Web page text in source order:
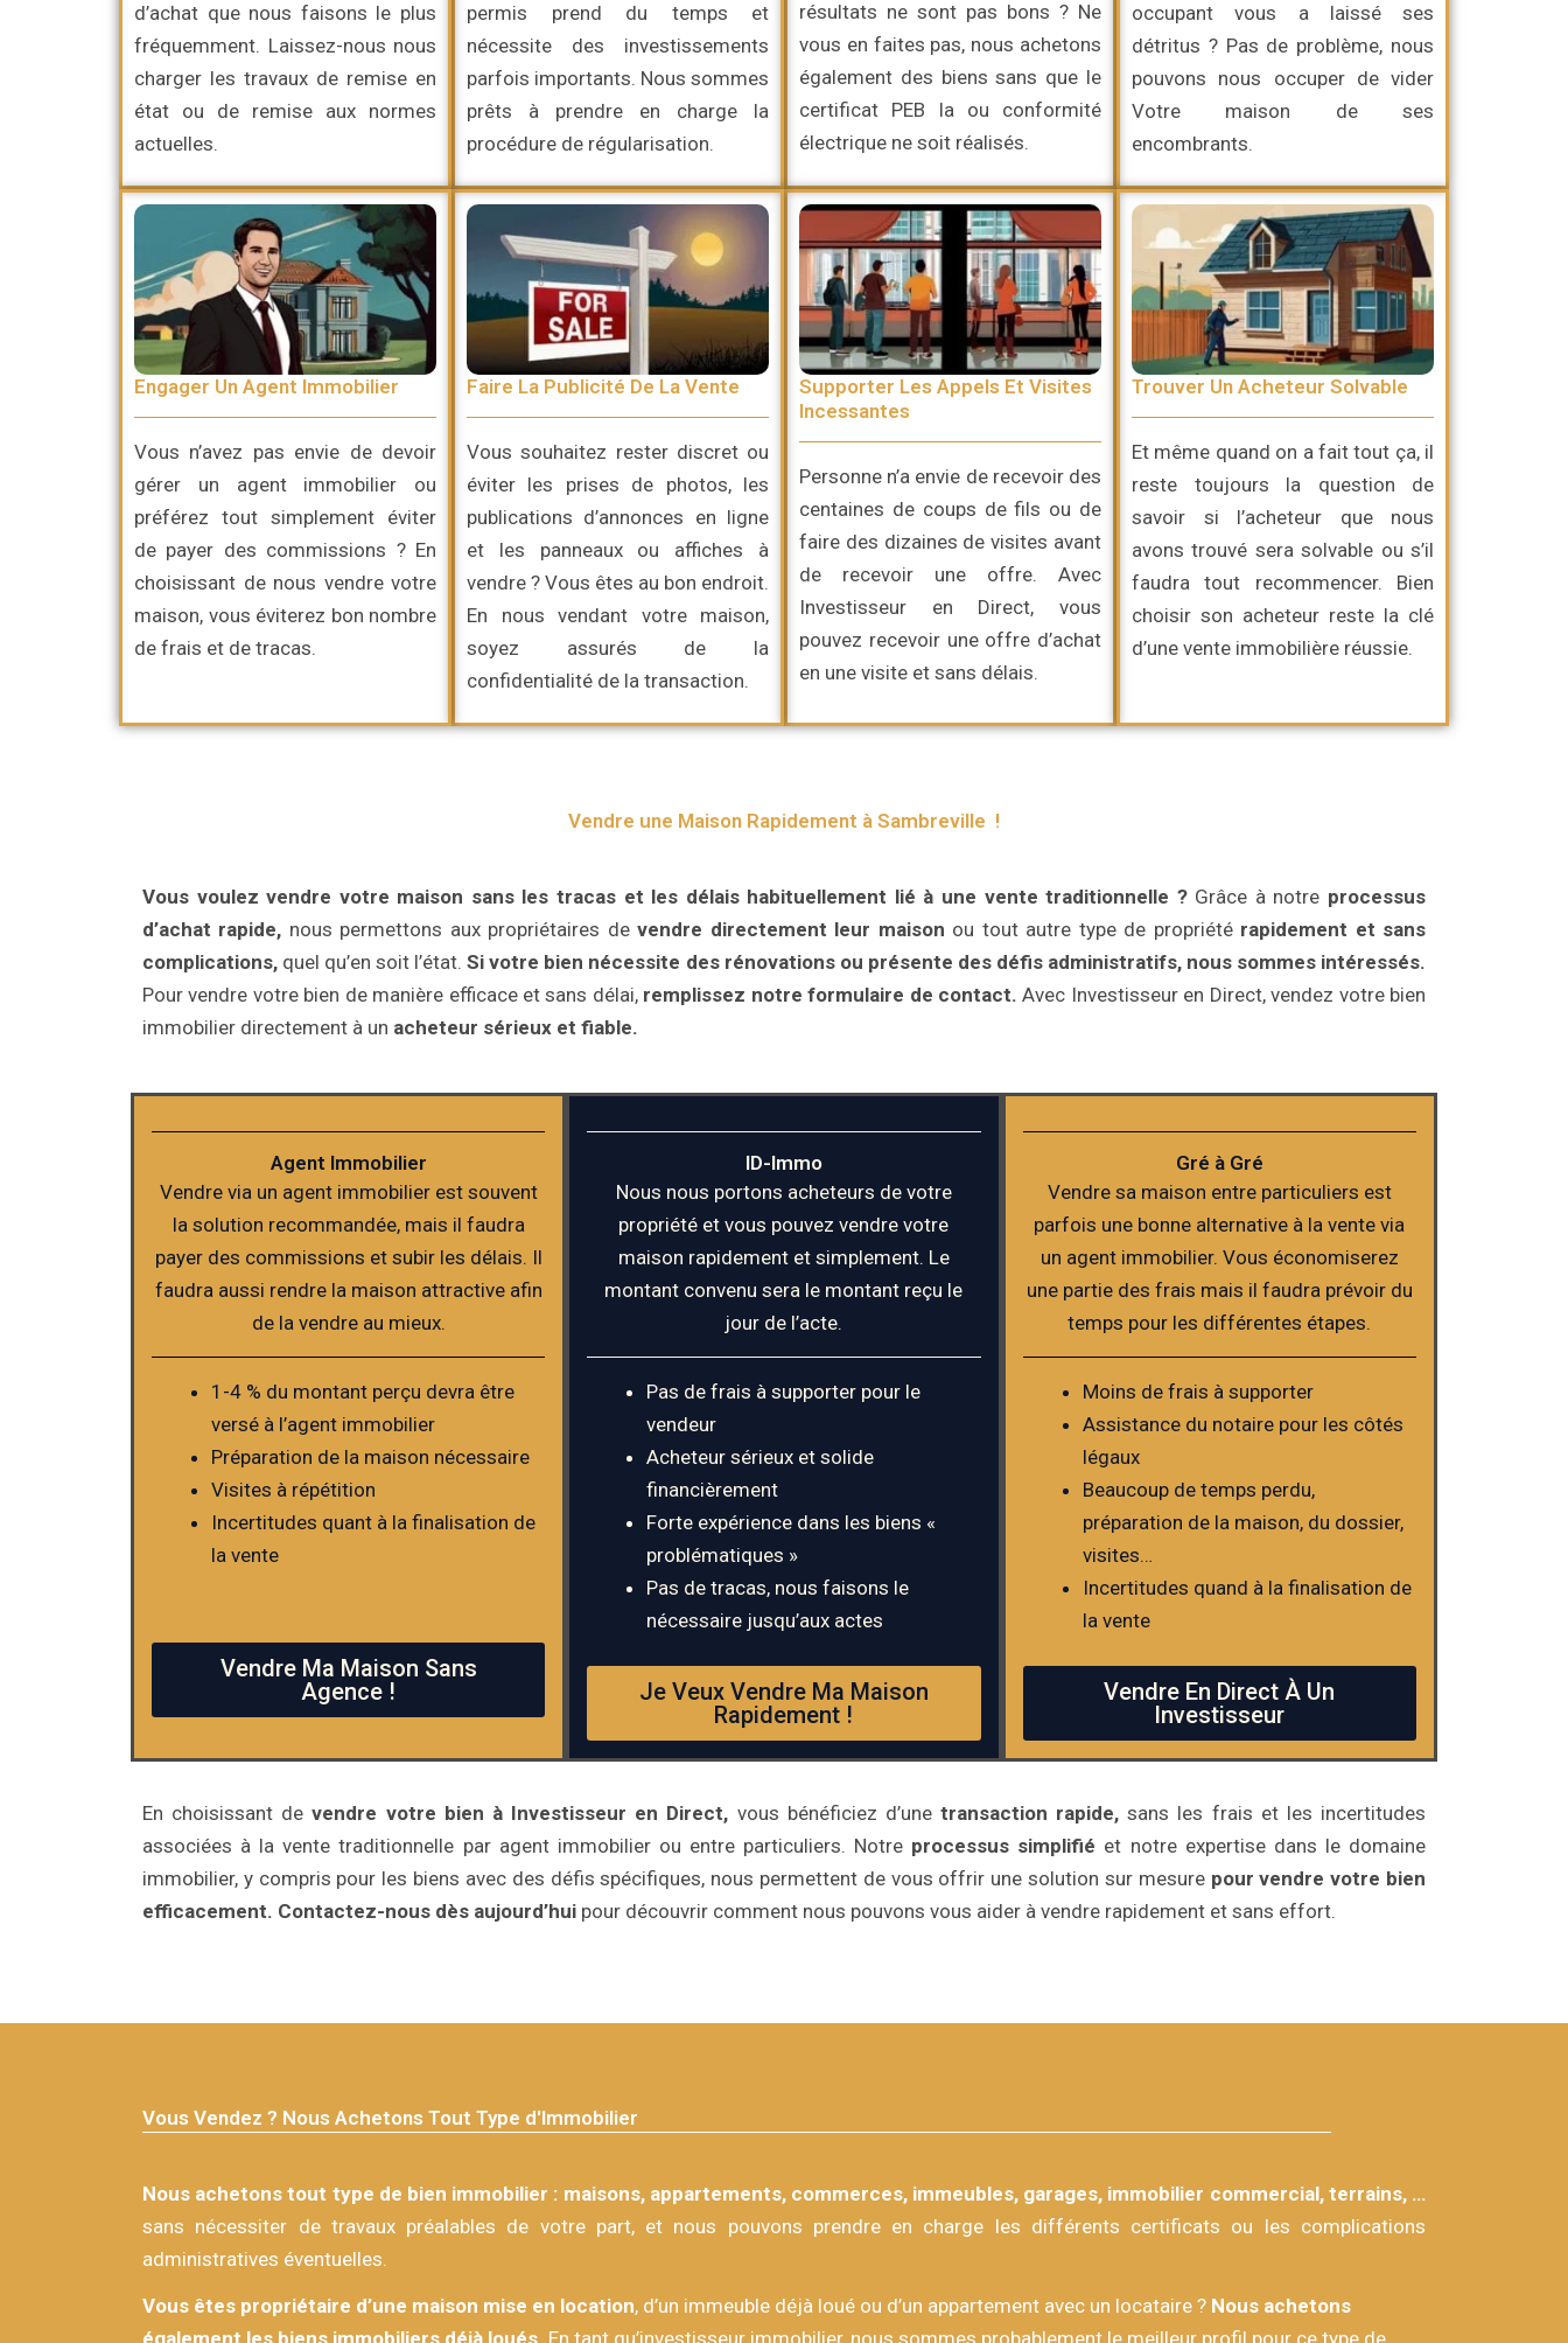
résultats ne sont pas bons ? Ne
vous en faites pas, nous achetons
également des biens sans que le
certificat PEB la ou conformité
électrique ne soit réalisés.
occupant vous a laissé ses
détritus ? Pas de problème, nous
pouvons nous occuper de vider
Votre maison de ses
encombrants.
permis prend du temps et
nécessite des investissements
parfois importants. Nous sommes
prêts à prendre en charge la
procédure de régularisation.
d’achat que nous faisons le plus
fréquemment. Laissez-nous nous
charger les travaux de remise en
état ou de remise aux normes
actuelles.
Supporter Les Appels Et Visites
Incessantes
Personne n’a envie de recevoir des
centaines de coups de fils ou de
faire des dizaines de visites avant
de recevoir une offre. Avec
Investisseur en Direct, vous
pouvez recevoir une offre d’achat
en une visite et sans délais.
Trouver Un Acheteur Solvable
Et même quand on a fait tout ça, il
reste toujours la question de
savoir si l’acheteur que nous
avons trouvé sera solvable ou s’il
faudra tout recommencer. Bien
choisir son acheteur reste la clé
d’une vente immobilière réussie.
Faire La Publicité De La Vente
Vous souhaitez rester discret ou
éviter les prises de photos, les
publications d’annonces en ligne
et les panneaux ou affiches à
vendre ? Vous êtes au bon endroit.
En nous vendant votre maison,
soyez assurés de la
confidentialité de la transaction.
Engager Un Agent Immobilier
Vous n’avez pas envie de devoir
gérer un agent immobilier ou
préférez tout simplement éviter
de payer des commissions ? En
choisissant de nous vendre votre
maison, vous éviterez bon nombre
de frais et de tracas.
Vendre une Maison Rapidement à Sambreville !
Vous voulez vendre votre maison sans les tracas et les délais habituellement lié à une vente traditionnelle ?Grâce à notre processus
d’achat rapide, nous permettons aux propriétaires devendre directement leur maison ou tout autre type de propriété rapidement et sans
complications, quel qu’en soit l’état.Si votre bien nécessite des rénovations ou présente des défis administratifs, nous sommes intéressés.
Pour vendre votre bien de manière efficace et sans délai, remplissez notre formulaire de contact. Avec Investisseur en Direct, vendez votre bien
immobilier directement à un acheteur sérieux et fiable.
Agent Immobilier
Vendre via un agent immobilier est souvent
la solution recommandée, mais il faudra
payer des commissions et subir les délais. Il
faudra aussi rendre la maison attractive afin
de la vendre au mieux.
1-4 % du montant perçu devra être
versé à l’agent immobilier
Préparation de la maison nécessaire
Visites à répétition
Incertitudes quant à la finalisation de
la vente
Vendre Ma Maison Sans
Agence !
ID-Immo
Nous nous portons acheteurs de votre
propriété et vous pouvez vendre votre
maison rapidement et simplement. Le
montant convenu sera le montant reçu le
jour de l’acte.
Pas de frais à supporter pour le
vendeur
Acheteur sérieux et solide
financièrement
Forte expérience dans les biens «
problématiques »
Pas de tracas, nous faisons le
nécessaire jusqu’aux actes
Je Veux Vendre Ma Maison
Rapidement !
Gré à Gré
Vendre sa maison entre particuliers est
parfois une bonne alternative à la vente via
un agent immobilier. Vous économiserez
une partie des frais mais il faudra prévoir du
temps pour les différentes étapes.
Moins de frais à supporter
Assistance du notaire pour les côtés
légaux
Beaucoup de temps perdu,
préparation de la maison, du dossier,
visites…
Incertitudes quand à la finalisation de
la vente
Vendre En Direct À Un
Investisseur
En choisissant devendre votre bien à Investisseur en Direct, vous bénéficiez d’une transaction rapide, sans les frais et les incertitudes
associées à la vente traditionnelle par agent immobilier ou entre particuliers. Notre processus simplifié et notre expertise dans le domaine
immobilier, y compris pour les biens avec des défis spécifiques, nous permettent de vous offrir une solution sur mesure pour vendre votre bien
efficacement. Contactez-nous dès aujourd’hui pour découvrir comment nous pouvons vous aider à vendre rapidement et sans effort.
Vous Vendez ? Nous Achetons Tout Type d'Immobilier
Nous achetons tout type de bien immobilier : maisons, appartements, commerces, immeubles, garages, immobilier commercial, terrains, …
sans nécessiter de travaux préalables de votre part, et nous pouvons prendre en charge les différents certificats ou les complications
administratives éventuelles.
Vous êtes propriétaire d’une maison mise en location, d’un immeuble déjà loué ou d’un appartement avec un locataire ? Nous achetons